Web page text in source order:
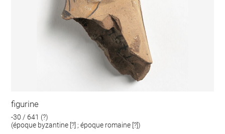
figurine
-30 / 641 (?)
(époque byzantine [?] ; époque romaine [?])